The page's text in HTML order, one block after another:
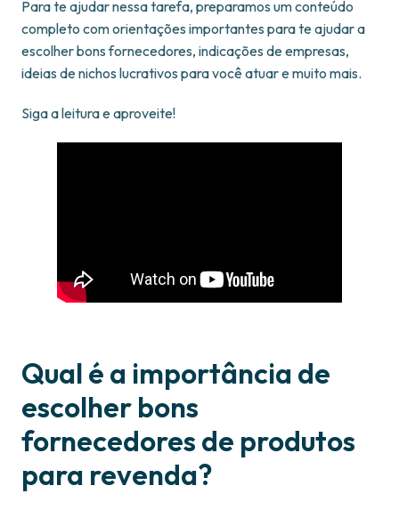
Para te ajudar nessa tarefa, preparamos um conteúdo
completo com orientações importantes para te ajudar a
escolher bons fornecedores, indicações de empresas,
ideias de nichos lucrativos para você atuar e muito mais.
Siga a leitura e aproveite!
Qual é a importância de
escolher bons
fornecedores de produtos
para revenda?